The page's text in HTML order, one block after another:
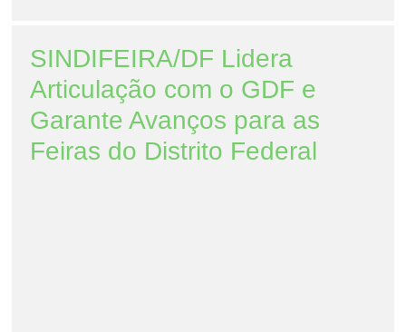
SINDIFEIRA/DF Lidera
Articulação com o GDF e
Garante Avanços para as
Feiras do Distrito Federal